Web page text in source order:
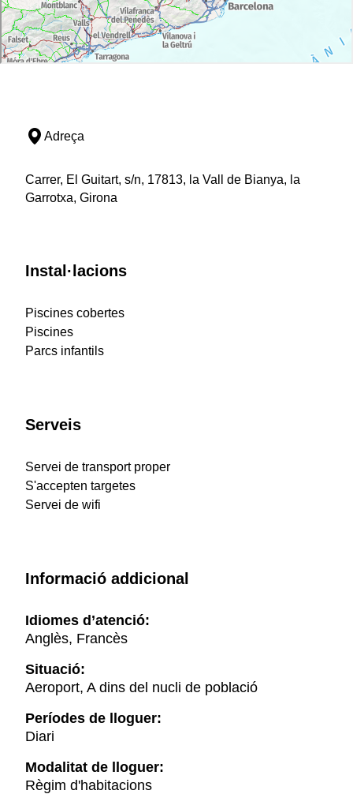
Adreça
Carrer, El Guitart, s/n, 17813, la Vall de Bianya, la
Garrotxa, Girona
Instal·lacions
Piscines cobertes
Piscines
Parcs infantils
Serveis
Servei de transport proper
S'accepten targetes
Servei de wifi
Informació addicional
Idiomes d’atenció:
Anglès, Francès
Situació:
Aeroport, A dins del nucli de població
Períodes de lloguer:
Diari
Modalitat de lloguer:
Règim d'habitacions